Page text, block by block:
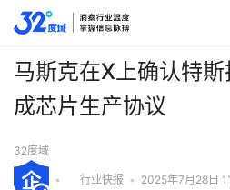
马斯克在X上确认特
成芯片生产协议
32度域
• 行业快报 • 2025年7月28日